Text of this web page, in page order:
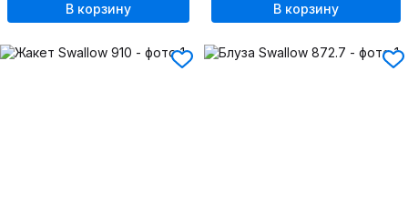
В корзину В корзину